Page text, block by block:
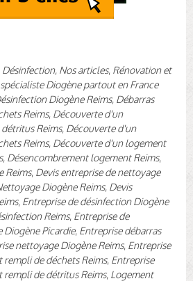
Désinfection, Nos articles, Rénovation et
Diogène partout en France
Diogène Reims, Débarras
Reims, Découverte d'un
Reims, Découverte d'un
Reims, Découverte d'un logement
, Désencombrement logement Reims,
Reims, Devis entreprise de nettoyage
Diogène Reims, Devis
, Entreprise de désinfection Diogène
Reims, Entreprise de
Picardie, Entreprise débarras
nettoyage Diogène Reims, Entreprise
de déchets Reims, Entreprise
de détritus Reims, Logement